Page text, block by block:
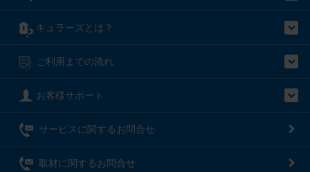
キュラーズとは？
ご利用までの流れ
お客様サポート
サービスに関するお問合せ
取材に関するお問合せ